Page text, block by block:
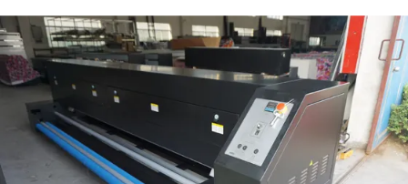
内
品
質
管